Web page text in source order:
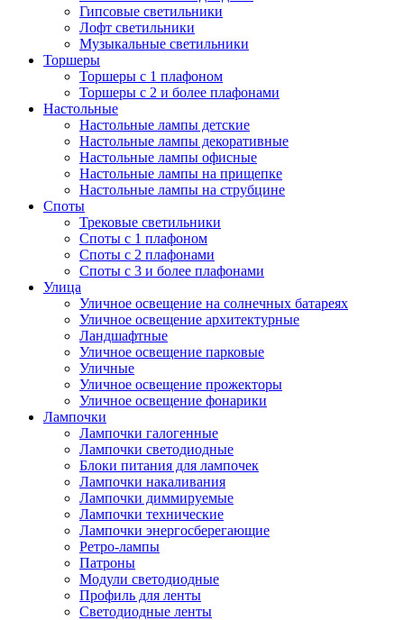
Гипсовые светильники
Лофт светильники
Музыкальные светильники
Торшеры
Торшеры с 1 плафоном
Торшеры с 2 и более плафонами
Настольные
Настольные лампы детские
Настольные лампы декоративные
Настольные лампы офисные
Настольные лампы на прищепке
Настольные лампы на струбцине
Споты
Трековые светильники
Споты с 1 плафоном
Споты с 2 плафонами
Споты с 3 и более плафонами
Улица
Уличное освещение на солнечных батареях
Уличное освещение архитектурные
Ландшафтные
Уличное освещение парковые
Уличные
Уличное освещение прожекторы
Уличное освещение фонарики
Лампочки
Лампочки галогенные
Лампочки светодиодные
Блоки питания для лампочек
Лампочки накаливания
Лампочки диммируемые
Лампочки технические
Лампочки энергосберегающие
Ретро-лампы
Патроны
Модули светодиодные
Профиль для ленты
Светодиодные ленты